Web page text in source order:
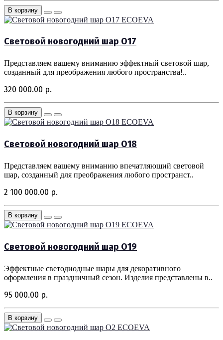
В корзину
ECOEVA
Световой новогодний шар O17
Представляем вашему вниманию эффектный световой шар,
созданный для преображения любого пространства!..
320 000.00 р.
В корзину
ECOEVA
Световой новогодний шар O18
Представляем вашему вниманию впечатляющий световой
шар, созданный для преображения любого пространст..
2 100 000.00 р.
В корзину
ECOEVA
Световой новогодний шар O19
Эффектные светодиодные шары для декоративного
оформления в праздничный сезон. Изделия представлены в..
95 000.00 р.
В корзину
ECOEVA